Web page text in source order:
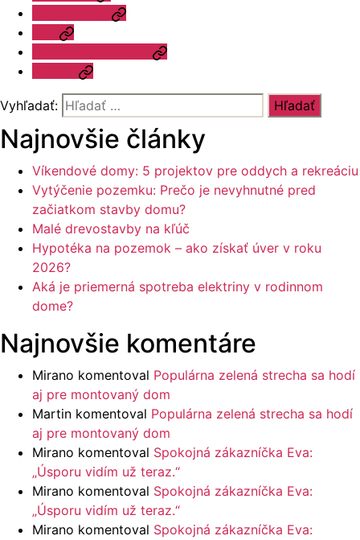
Vyhľadať:
Najnovšie články
Víkendové domy: 5 projektov pre oddych a rekreáciu
Vytýčenie pozemku: Prečo je nevyhnutné pred
začiatkom stavby domu?
Malé drevostavby na kľúč
Hypotéka na pozemok – ako získať úver v roku
2026?
Aká je priemerná spotreba elektriny v rodinnom
dome?
Najnovšie komentáre
Mirano komentoval Populárna zelená strecha sa hodí
aj pre montovaný dom
Martin komentoval Populárna zelená strecha sa hodí
aj pre montovaný dom
Mirano komentoval Spokojná zákazníčka Eva:
„Úsporu vidím už teraz.“
Mirano komentoval Spokojná zákazníčka Eva:
„Úsporu vidím už teraz.“
Mirano komentoval Spokojná zákazníčka Eva: